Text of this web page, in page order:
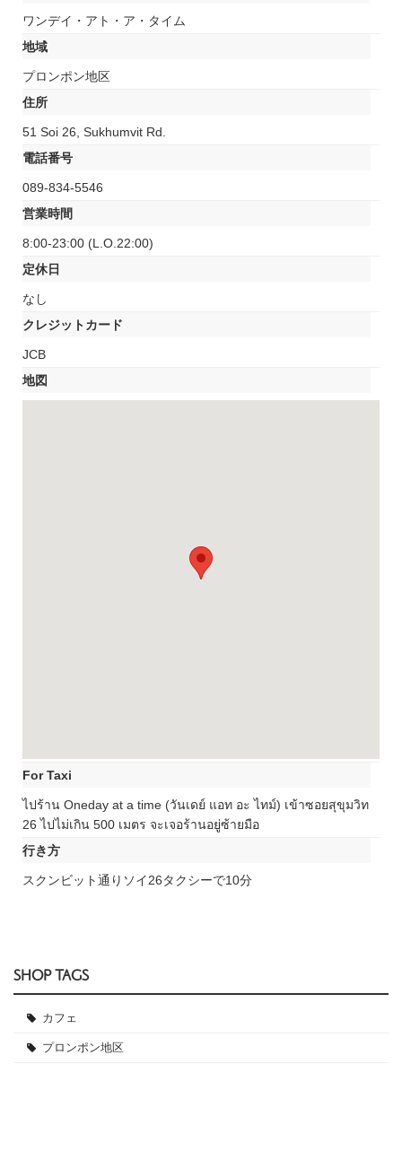
ワンデイ・アト・ア・タイム
地域
プロンポン地区
住所
51 Soi 26, Sukhumvit Rd.
電話番号
089-834-5546
営業時間
8:00-23:00 (L.O.22:00)
定休日
なし
クレジットカード
JCB
地図
For Taxi
ไปร้าน Oneday at a time (วันเดย์ แอท อะ ไทม์) เข้าซอยสุขุมวิท
26 ไปไม่เกิน 500 เมตร จะเจอร้านอยู่ซ้ายมือ
行き方
スクンビット通りソイ26タクシーで10分
SHOP TAGS
カフェ
プロンポン地区